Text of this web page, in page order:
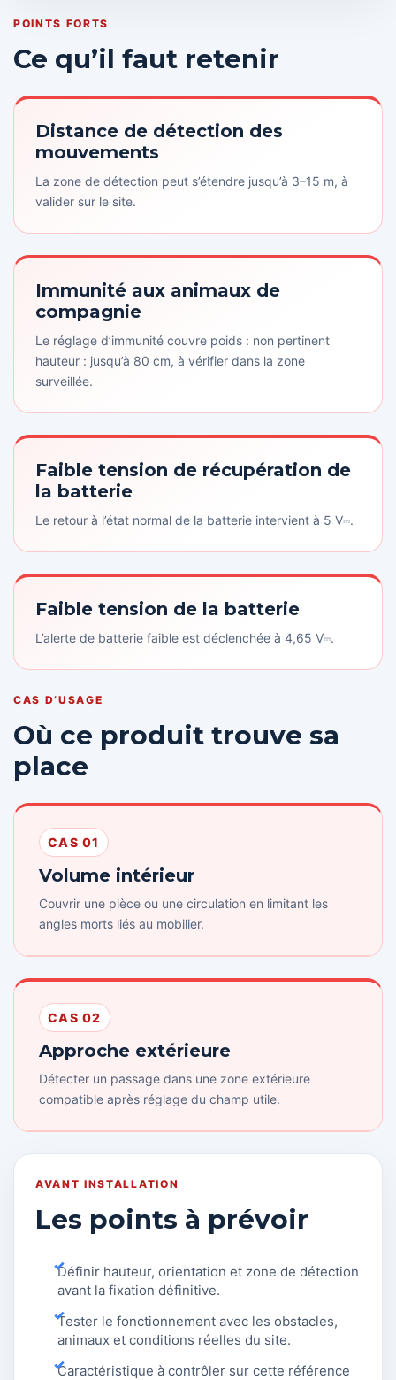
POINTS FORTS
Ce qu’il faut retenir
Distance de détection des
mouvements
La zone de détection peut s’étendre jusqu’à 3–15 m, à
valider sur le site.
Immunité aux animaux de
compagnie
Le réglage d’immunité couvre poids : non pertinent
hauteur : jusqu’à 80 cm, à vérifier dans la zone
surveillée.
Faible tension de récupération de
la batterie
Le retour à l’état normal de la batterie intervient à 5 V⎓.
Faible tension de la batterie
L’alerte de batterie faible est déclenchée à 4,65 V⎓.
CAS D’USAGE
Où ce produit trouve sa
place
CAS 01
Volume intérieur
Couvrir une pièce ou une circulation en limitant les
angles morts liés au mobilier.
CAS 02
Approche extérieure
Détecter un passage dans une zone extérieure
compatible après réglage du champ utile.
AVANT INSTALLATION
Les points à prévoir
Définir hauteur, orientation et zone de détection
avant la fixation définitive.
Tester le fonctionnement avec les obstacles,
animaux et conditions réelles du site.
Caractéristique à contrôler sur cette référence